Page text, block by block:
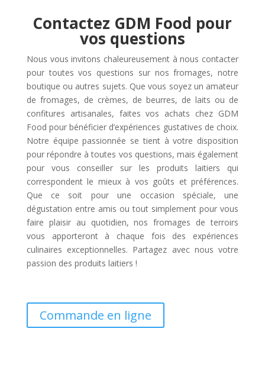
Contactez GDM Food pour
vos questions
Nous vous invitons chaleureusement à nous contacter
pour toutes vos questions sur nos fromages, notre
boutique ou autres sujets. Que vous soyez un amateur
de fromages, de crèmes, de beurres, de laits ou de
confitures artisanales, faites vos achats chez GDM
Food pour bénéficier d’expériences gustatives de choix.
Notre équipe passionnée se tient à votre disposition
pour répondre à toutes vos questions, mais également
pour vous conseiller sur les produits laitiers qui
correspondent le mieux à vos goûts et préférences.
Que ce soit pour une occasion spéciale, une
dégustation entre amis ou tout simplement pour vous
faire plaisir au quotidien, nos fromages de terroirs
vous apporteront à chaque fois des expériences
culinaires exceptionnelles. Partagez avec nous votre
passion des produits laitiers !
Commande en ligne